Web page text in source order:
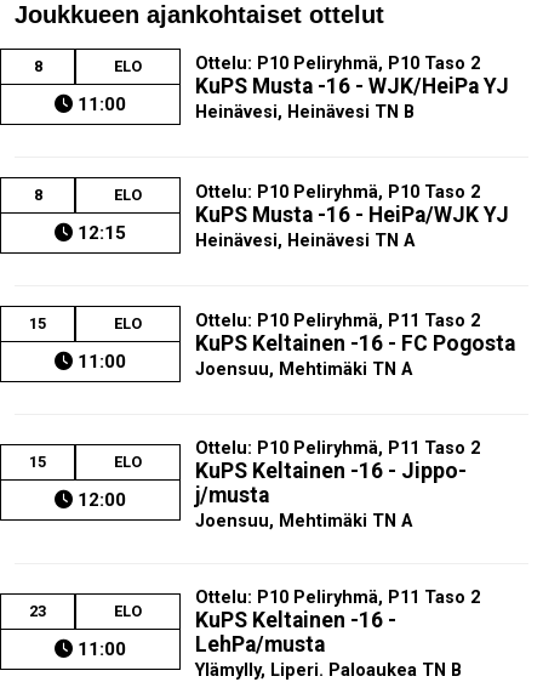
Joukkueen ajankohtaiset ottelut
8 ELO
11:00
Ottelu: P10 Peliryhmä, P10 Taso 2
KuPS Musta -16 - WJK/HeiPa YJ
Heinävesi, Heinävesi TN B
8 ELO
12:15
Ottelu: P10 Peliryhmä, P10 Taso 2
KuPS Musta -16 - HeiPa/WJK YJ
Heinävesi, Heinävesi TN A
15 ELO
11:00
Ottelu: P10 Peliryhmä, P11 Taso 2
KuPS Keltainen -16 - FC Pogosta
Joensuu, Mehtimäki TN A
15 ELO
12:00
Ottelu: P10 Peliryhmä, P11 Taso 2
KuPS Keltainen -16 - Jippo-
j/musta
Joensuu, Mehtimäki TN A
23 ELO
11:00
Ottelu: P10 Peliryhmä, P11 Taso 2
KuPS Keltainen -16 -
LehPa/musta
Ylämylly, Liperi. Paloaukea TN B